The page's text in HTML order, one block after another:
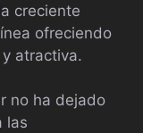
creciente
ofreciendo
atractiva.
no ha dejado
las